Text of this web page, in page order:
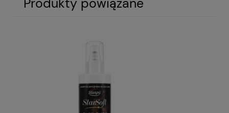
WYBRANE INFORMACJE
Produkty powiązane